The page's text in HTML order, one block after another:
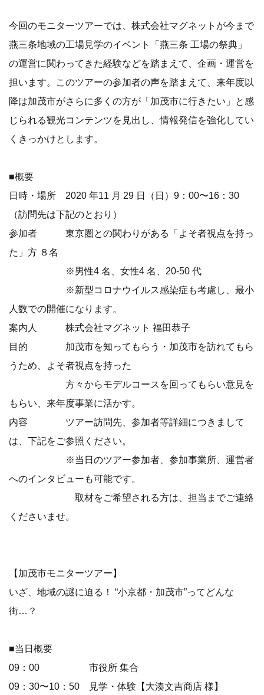
今回のモニターツアーでは、株式会社マグネットが今まで
燕三条地域の⼯場⾒学のイベント「燕三条 ⼯場の祭典」
の運営に関わってきた経験などを踏まえて、企画・運営を
担います。このツアーの参加者の声を踏まえて、来年度以
降は加茂市がさらに多くの⽅が「加茂市に⾏きたい」と感
じられる観光コンテンツを⾒出し、情報発信を強化してい
くきっかけとします。
■概要
⽇時・場所 2020 年11 ⽉ 29 ⽇（⽇）9：00〜16：30
（訪問先は下記のとおり）
参加者 東京圏との関わりがある「よそ者視点を持っ
た」⽅ ８名
※男性4 名、⼥性4 名、20-50 代
※新型コロナウイルス感染症も考慮し、最⼩
⼈数での開催になります。
案内⼈ 株式会社マグネット 福⽥恭⼦
⽬的 加茂市を知ってもらう・加茂市を訪れてもら
うため、よそ者視点を持った
⽅々からモデルコースを回ってもらい意⾒を
もらい、来年度事業に活かす。
内容 ツアー訪問先、参加者等詳細につきまして
は、下記をご参照ください。
※当⽇のツアー参加者、参加事業所、運営者
へのインタビューも可能です。
取材をご希望される⽅は、担当までご連絡
くださいませ。
【加茂市モニターツアー】
いざ、地域の謎に迫る！ “⼩京都・加茂市”ってどんな
街…？
■当⽇概要
09：00 市役所 集合
09：30〜10：50 ⾒学・体験【⼤湊⽂吉商店 様】